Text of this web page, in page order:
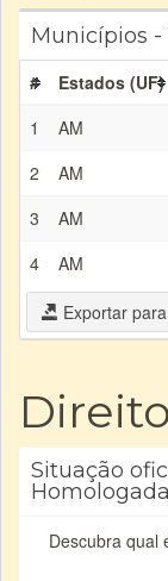
Municípios -
# Estados (UF)
1
AM
2
AM
3
AM
4
AM
Exportar
Situação
Descubra qual